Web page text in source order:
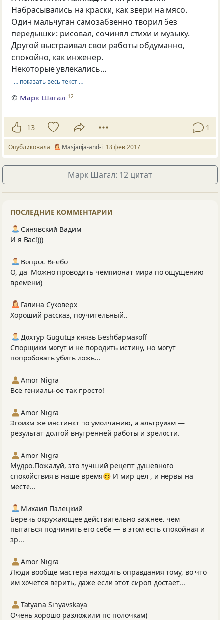
Набрасывались на краски, как звери на мясо.
Один мальчуган самозабвенно творил без
передышки: рисовал, сочинял стихи и музыку.
Другой выстраивал свои работы обдуманно,
спокойно, как инженер.
Некоторые увлекались…
… показать весь текст …
© Марк Шагал 12
13 1
Опубликовала Masjanja-and-i 18 фев 2017
Марк Шагал: 12 цитат
ПОСЛЕДНИЕ КОММЕНТАРИИ
Синявский Вадим
И я Вас!)))
Вопрос Внебо
О, да! Можно проводить чемпионат мира по ощущению
времени)
Галина Суховерх
Хороший рассказ, поучительный..
Дохтур Gugutцэ князь Беshбармакоff
Спорщики могут и не породить истину, но могут
попробовать убить ложь...
Amor Nigra
Всё гениальное так просто!
Amor Nigra
Эгоизм же инстинкт по умолчанию, а альтруизм —
результат долгой внутренней работы и зрелости.
Amor Nigra
Мудро.Пожалуй, это лучший рецепт душевного
спокойствия в наше время😊 И мир цел , и нервы на
месте...
Михаил Палецкий
Беречь окружающее действительно важнее, чем
пытаться подчинить его себе — в этом есть спокойная и
зр...
Amor Nigra
Люди вообще мастера находить оправдания тому, во что
им хочется верить, даже если этот сироп достает...
Tatyana Sinyavskaya
Очень хорошо разложили по полочкам)